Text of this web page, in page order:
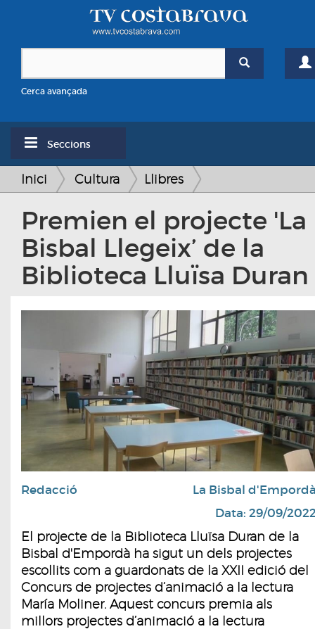
Cerca avançada
Seccions
Inici Cultura Llibres
Premien el projecte 'La
Bisbal Llegeix’ de la
Biblioteca Lluïsa Duran
Redacció
La Bisbal
Data: 29/09/
El projecte de la Biblioteca Lluïsa Duran de la
Bisbal d'Empordà ha sigut un dels projectes
escollits com a guardonats de la XXII edició del
Concurs de projectes d’animació a la lectura
María Moliner. Aquest concurs premia als
millors projectes d’animació a la lectura